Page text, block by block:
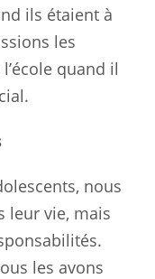
ils étaient à
les
quand il
nous
leur vie, mais
les avons